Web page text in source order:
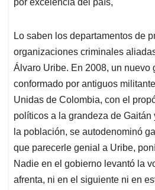
por excelencia del país,
Lo saben los departamentos de
organizaciones criminales
Álvaro Uribe. En 2008, un nuevo
conformado por antiguos
Unidas de Colombia, con el
políticos a la grandeza de Gaitán
la población, se autodenominó
que parecerle genial a Uribe,
Nadie en el gobierno levantó la
afrenta, ni en el siguiente ni en